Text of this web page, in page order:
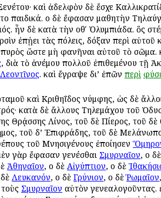
καὶ ἀδελφὸν δὲ ἔσχε
παιδικά. οἱ δὲ ἔφασαν μαθητὴν
ἦν δὲ κατὰ τὴν οθʹ Ὀλυμπιάδα. ὃς
ἐπῄει τὰς πόλεις, δόξαν περὶ
ὥστε μὴ φανῆναι αὐτοῦ τὸ
, διὰ τὸ ἀνέμου πολλοῦ ἐπιθεμένου τῇ
Λεοντῖνος. καὶ ἔγραψε δι’ ἐπῶν περὶ
καὶ Κριθηΐδος νύμφης, ὡς δὲ
κατὰ δὲ ἄλλους Τηλεμάχου τοῦ
Θρᾴσσης Λίνος, τοῦ δὲ Πίερος, τοῦ
τοῦ δ’ Ἐπιφράδης, τοῦ δὲ
τοῦ Μνησιγένους ἐποίησεν
γὰρ ἔφασαν γενέσθαι Σμυρναῖον, οἱ δὲ
Ἀθηναῖον, οἱ δὲ Αἰγύπτιον, οἱ δὲ
δὲ Λευκανόν, οἱ δὲ Γρύνιον, οἱ δὲῬωμαῖον
Σμυρναῖον αὐτὸν γενεαλογοῦντας.